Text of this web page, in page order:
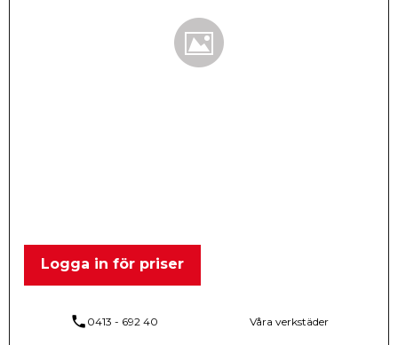
Logga in för priser
phone 0413 - 692 40 Våra verkstäder